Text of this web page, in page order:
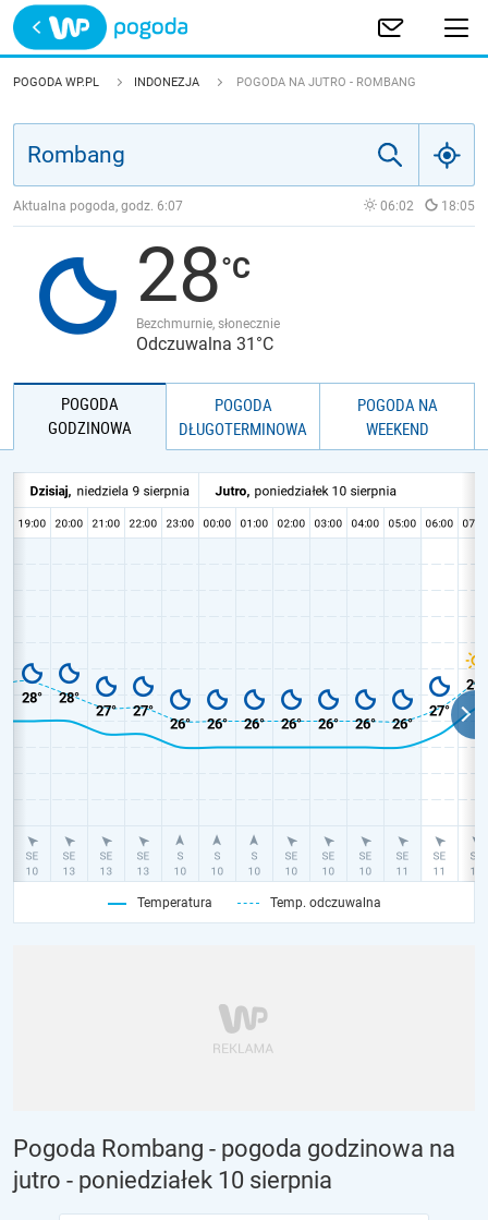
Trwa ładowanie
POLSKA
JAKOŚĆ POWIETRZA
POGODA WP.PL INDONEZJA POGODA NA JUTRO - ROMBANG
Aktualna pogoda, godz. 6:07 06:02 18:05
28
Bezchmurnie, słonecznie
Odczuwalna 31°C
POGODA
GODZINOWA
POGODA
DŁUGOTERMINOWA
POGODA NA
WEEKEND
Temperatura Temp. odczuwalna
Pogoda Rombang - pogoda godzinowa na
jutro - poniedziałek 10 sierpnia